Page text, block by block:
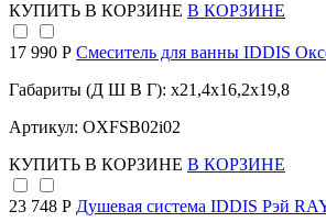
КУПИТЬ В КОРЗИНЕ В КОРЗИНЕ
17 990 Р Смеситель для ванны IDDIS
Габариты (Д Ш В Г): x21,4x16,2x19,8
Артикул: OXFSB02i02
КУПИТЬ В КОРЗИНЕ В КОРЗИНЕ
23 748 Р Душевая система IDDIS Рэй